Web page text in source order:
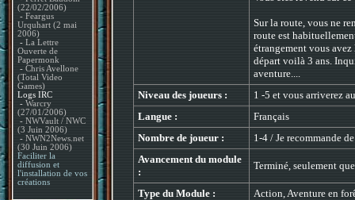
(22/02/2006)
- Feargus
Urquhart (2 mai
2006)
- La Lettre
Ouverte de
Papermonk
- Chris Avellone
(Total Video
Games)
Logs IRC
- Warcry
(27/01/2006)
- NWVault / NWC
(3 Juin 2006)
- NWN2News.net
(30 Juin 2006)
Faciliter la
diffusion et
l'installation de vos
créations
Sur la route, vous ne
route est
étrangement vous
départ voilà 3 ans.
aventure....
Niveau des joueurs :
1 -5 et vous arriverez
Langue :
Français
Nombre de joueur :
1-4 / Je recommande
Avancement du module
:
Terminé, seulement
Type du Module :
Action, Aventure en